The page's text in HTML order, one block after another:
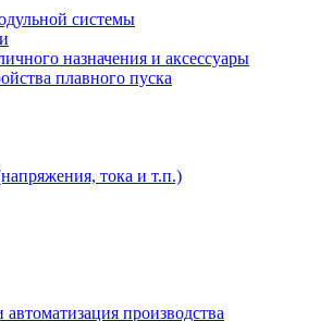
системы
назначения и аксессуары
плавного пуска
тока и т.п.)
производства